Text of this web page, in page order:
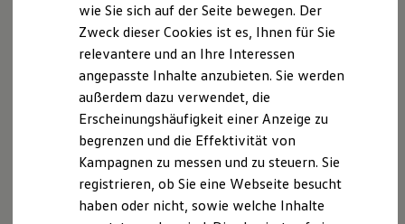
Fahrerassistenz- und Sicherheitssysteme
Kontrollleuchten
Kurzfahrprofile und Ölverdünnung
XTL-Dieselkraftstoff
Ersatzteile und Betriebsflüssigkeiten
Original Zubehör und Lifestyle Produkte
myVolkswagen
myVolkswagen Business
Elektrisch & Autonom
Elektro - & Hybridfahrzeuge
Unser Ansatz
Klimafreundlicher Strom
Datenschutzerklärung
A. Verantwortlicher
Wir freuen uns, dass Sie unsere Webseite der Starke
Versmold GmbH & Co. KG, Laerstraße 16, 33775
Versmold,info.versmold@starke-gruppe.debesuchen.
Im Folgenden informieren wir Sie über die
Verarbeitung Ihrer personenbezogenen Daten durch
wie Sie sich auf der Seite bewegen. Der
Zweck dieser Cookies ist es, Ihnen für Sie
relevantere und an Ihre Interessen
angepasste Inhalte anzubieten. Sie werden
außerdem dazu verwendet, die
Erscheinungshäufigkeit einer Anzeige zu
begrenzen und die Effektivität von
Kampagnen zu messen und zu steuern. Sie
registrieren, ob Sie eine Webseite besucht
haben oder nicht, sowie welche Inhalte